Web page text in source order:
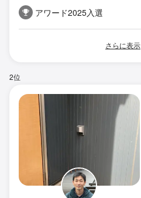
アワード2025入選
さらに表示
2位